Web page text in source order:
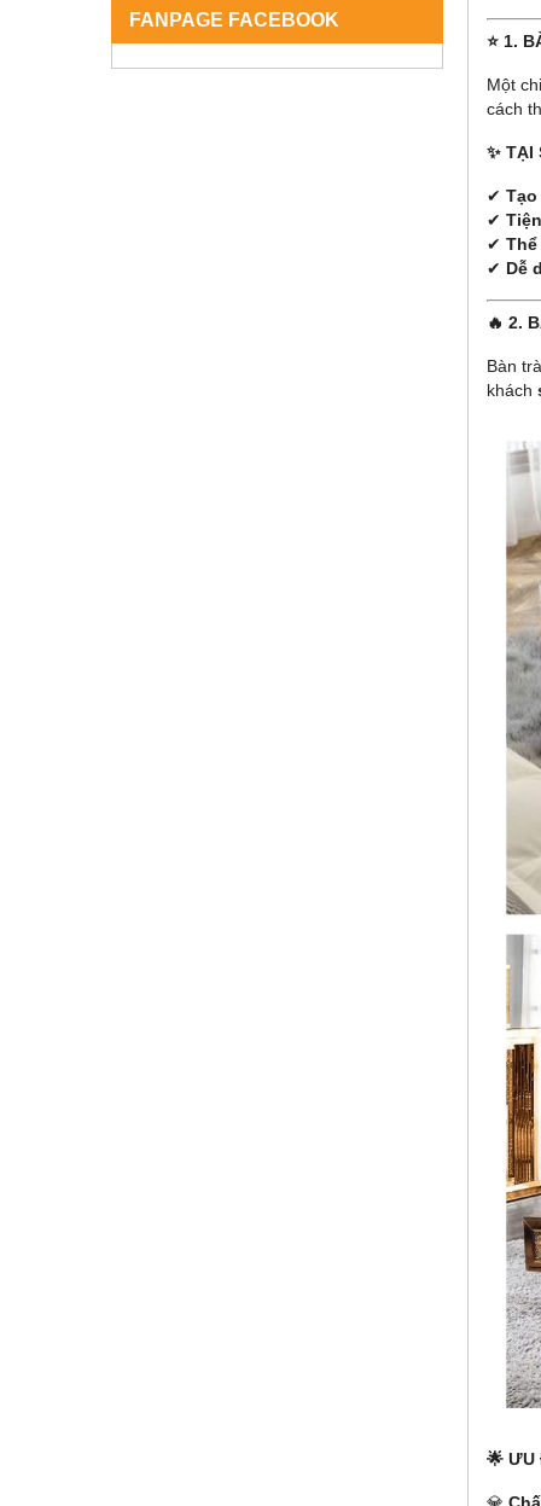
FANPAGE FACEBOOK
⭐ 1.
Một
cách
✨ TẠI
✔
✔
✔
✔ Dễ
🔥 2.
Bàn
khách
🌟 ƯU
💎